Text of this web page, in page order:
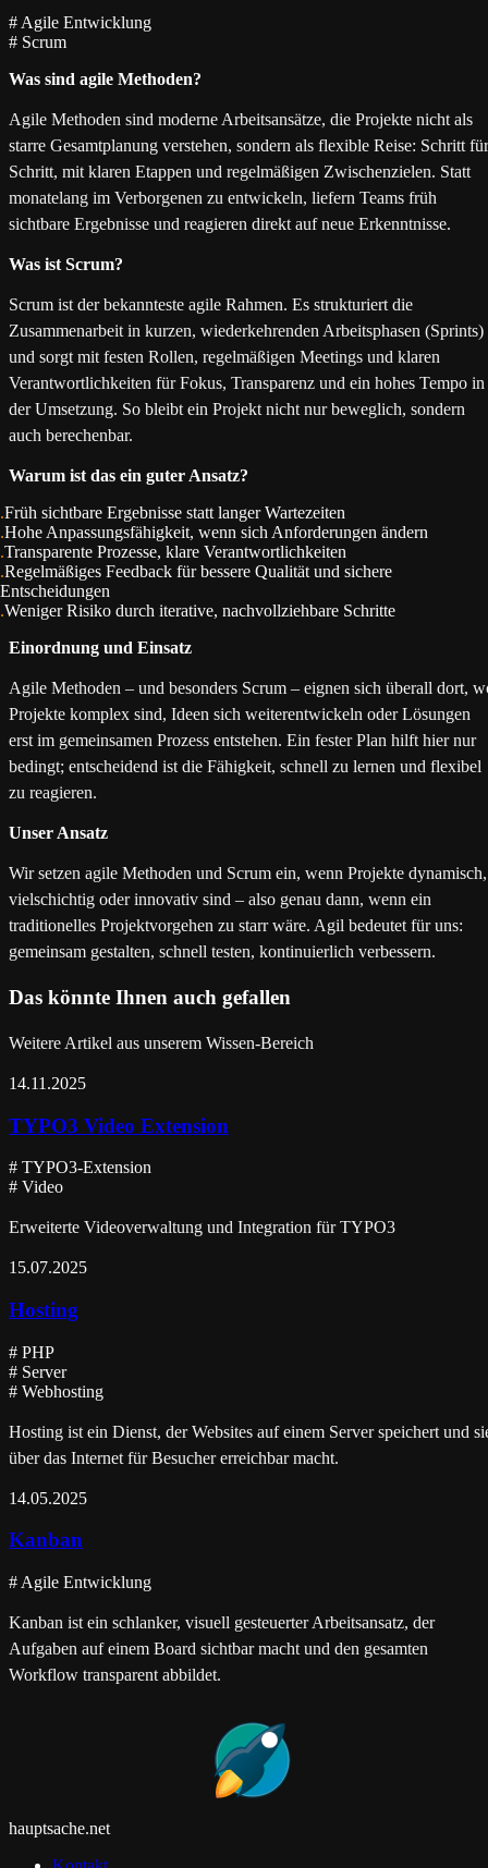
# Agile Entwicklung
# Scrum
Was sind agile Methoden?
Agile Methoden sind moderne Arbeitsansätze, die Projekte nicht als
starre Gesamtplanung verstehen, sondern als flexible Reise: Schritt für
Schritt, mit klaren Etappen und regelmäßigen Zwischenzielen. Statt
monatelang im Verborgenen zu entwickeln, liefern Teams früh
sichtbare Ergebnisse und reagieren direkt auf neue Erkenntnisse.
Was ist Scrum?
Scrum ist der bekannteste agile Rahmen. Es strukturiert die
Zusammenarbeit in kurzen, wiederkehrenden Arbeitsphasen (Sprints)
und sorgt mit festen Rollen, regelmäßigen Meetings und klaren
Verantwortlichkeiten für Fokus, Transparenz und ein hohes Tempo in
der Umsetzung. So bleibt ein Projekt nicht nur beweglich, sondern
auch berechenbar.
Warum ist das ein guter Ansatz?
Früh sichtbare Ergebnisse statt langer Wartezeiten
Hohe Anpassungsfähigkeit, wenn sich Anforderungen ändern
Transparente Prozesse, klare Verantwortlichkeiten
Regelmäßiges Feedback für bessere Qualität und sichere
Entscheidungen
Weniger Risiko durch iterative, nachvollziehbare Schritte
Einordnung und Einsatz
Agile Methoden – und besonders Scrum – eignen sich überall dort,
Projekte komplex sind, Ideen sich weiterentwickeln oder Lösungen
erst im gemeinsamen Prozess entstehen. Ein fester Plan hilft hier nur
bedingt; entscheidend ist die Fähigkeit, schnell zu lernen und flexibel
zu reagieren.
Unser Ansatz
Wir setzen agile Methoden und Scrum ein, wenn Projekte dynamisch,
vielschichtig oder innovativ sind – also genau dann, wenn ein
traditionelles Projektvorgehen zu starr wäre. Agil bedeutet für uns:
gemeinsam gestalten, schnell testen, kontinuierlich verbessern.
Das könnte Ihnen auch gefallen
Weitere Artikel aus unserem Wissen-Bereich
14.11.2025
TYPO3 Video Extension
# TYPO3-Extension
# Video
Erweiterte Videoverwaltung und Integration für TYPO3
15.07.2025
Hosting
# PHP
# Server
# Webhosting
Hosting ist ein Dienst, der Websites auf einem Server speichert und
über das Internet für Besucher erreichbar macht.
14.05.2025
Kanban
# Agile Entwicklung
Kanban ist ein schlanker, visuell gesteuerter Arbeitsansatz, der
Aufgaben auf einem Board sichtbar macht und den gesamten
Workflow transparent abbildet.
hauptsache.net